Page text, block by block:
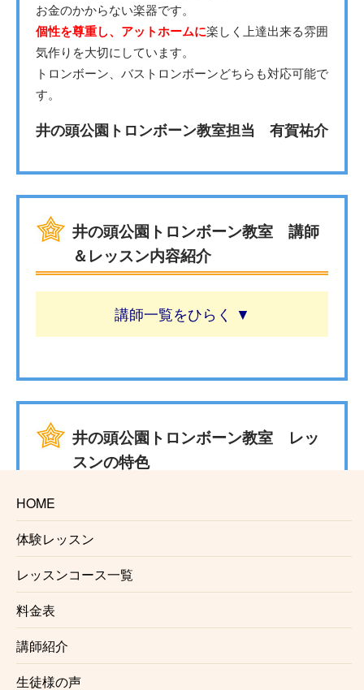
HOME
体験レッスン
レッスンコース一覧
料金表
講師紹介
生徒様の声
お金のかからない楽器です。
個性を尊重し、アットホームに楽しく上達出来る雰囲
気作りを大切にしています。
トロンボーン、バストロンボーンどちらも対応可能で
す。
井の頭公園トロンボーン教室担当 有賀祐介
井の頭公園トロンボーン教室 講師
＆レッスン内容紹介
講師一覧
井の頭公園トロンボーン教室 レッ
スンの特色
☆安心の料金システム
生徒様にお支払い頂くのは月々のレッスン料金のみと
なっております。
入会金、固定教材費、施設利用料などはかかりませ
ん。（※楽器レンタルをご利用の場合は料金が発生す
る場合がございます。）
☆信頼のおける講師